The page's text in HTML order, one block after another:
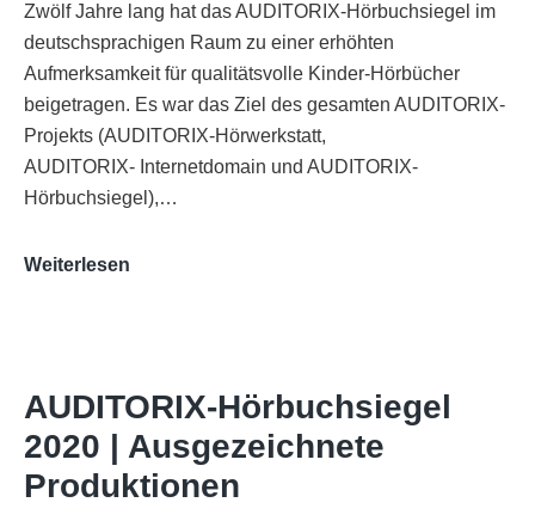
Zwölf Jahre lang hat das AUDITORIX-Hörbuchsiegel im
deutschsprachigen Raum zu einer erhöhten
Aufmerksamkeit für qualitätsvolle Kinder-Hörbücher
beigetragen. Es war das Ziel des gesamten AUDITORIX-
Projekts (AUDITORIX-Hörwerkstatt,
AUDITORIX- Internetdomain und AUDITORIX-
Hörbuchsiegel),…
Weiterlesen
Funkhaus
Köln
AUDITORIX-Hörbuchsiegel
2020 | Ausgezeichnete
Produktionen